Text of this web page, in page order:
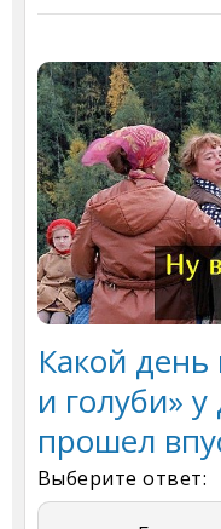
Какой
и голуби»
прошел
Выберите ответ: